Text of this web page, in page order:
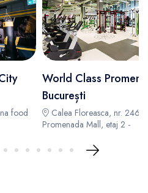
food
World Class
București
Calea Floreasca, nr.
Promenada Mall, etaj 2 -